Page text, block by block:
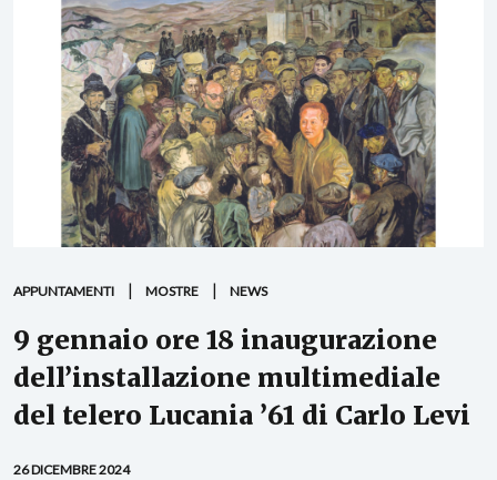
APPUNTAMENTI MOSTRE NEWS
9 gennaio ore 18 inaugurazione
dell’installazione multimediale
del telero Lucania ’61 di Carlo Levi
26 DICEMBRE 2024